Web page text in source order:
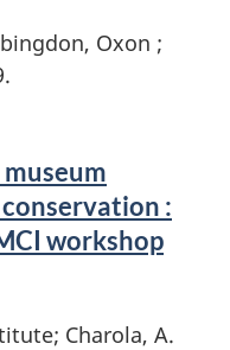
Oxon ;
:
workshop
Charola, A.